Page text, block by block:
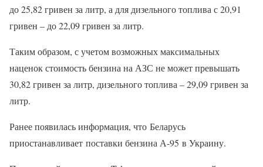
до 25,82 гривен за литр, а для дизельного топлива с 20,91
гривен – до 22,09 гривен за литр.
Таким образом, с учетом возможных максимальных
наценок стоимость бензина на АЗС не может превышать
30,82 гривен за литр, дизельного топлива – 29,09 гривен за
литр.
Ранее появилась информация, что Беларусь
приостанавливает поставки бензина А-95 в Украину.